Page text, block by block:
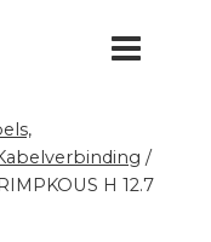
/
H 12.7